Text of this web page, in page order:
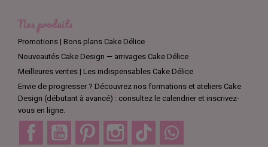
Nos produits
Promotions | Bons plans Cake Délice
Nouveautés Cake Design — arrivages Cake Délice
Meilleures ventes | Les indispensables Cake Délice
Envie de progresser ? Découvrez nos formations et ateliers Cake
Design (débutant à avancé) : consultez le calendrier et inscrivez-
vous en ligne.
Facebook YouTube Pinterest Instagram TikTok